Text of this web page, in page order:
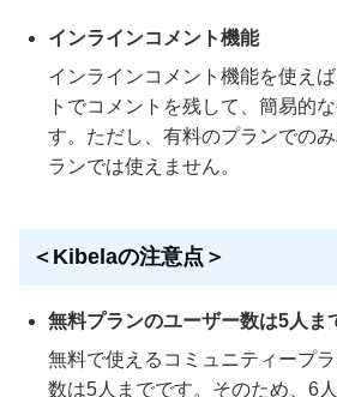
インラインコメント機能
インラインコメント機能を使え
トでコメントを残して、簡易的
す。ただし、有料のプランでの
ランでは使えません。
＜Kibelaの注意点＞
無料プランのユーザー数は5人ま
無料で使えるコミュニティープ
数は5人までです。そのため、6